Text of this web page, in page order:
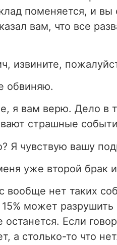
поменяется, и вы
вам, что все
извините,
обвиняю.
я вам верю. Дело в
страшные
Я чувствую вашу
уже второй брак
вообще нет таких
может разрушить
Если
а столько-то что